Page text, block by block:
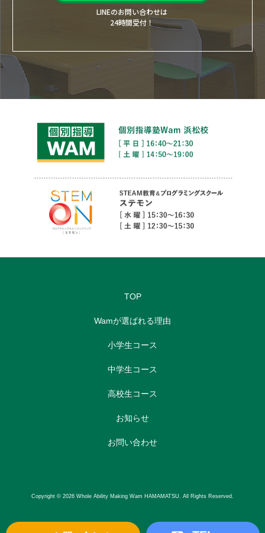
LINEのお問い合わせは
24時間受付！
TOP
Wamが選ばれる理由
小学生コース
中学生コース
高校生コース
お知らせ
お問い合わせ
Copyright © 2026 Whole Ability Making Wam HAMAMATSU. All Rights Reserved.